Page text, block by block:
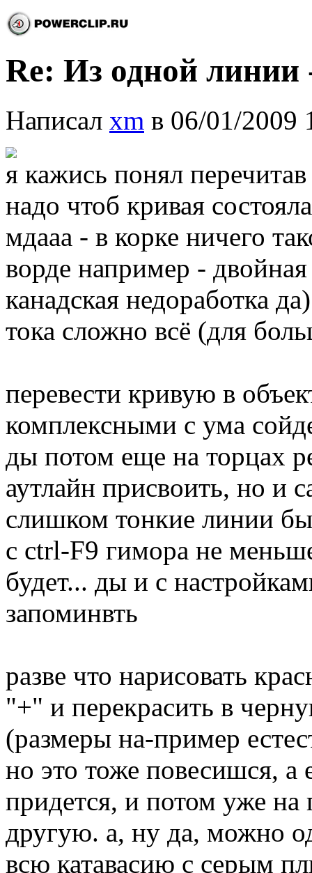
Re: Из одной линии
Написал xm в 06/01/2009
я кажись понял
надо чтоб кривая
мдааа - в корке ничего
ворде например -
канадская недоработка да)
тока сложно всё (для
перевести кривую в
комплексными с ума
ды потом еще на торцах
аутлайн присвоить, но и
слишком тонкие линии
с ctrl-F9 гимора не
будет... ды и с
запоминвть
разве что нарисовать
"+" и перекрасить в
(размеры на-пример
но это тоже повесишся, а
придется, и потом уже на
другую. а, ну да, можно
всю катавасию с серым